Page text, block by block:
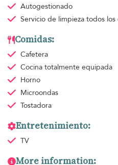
Autogestionado
Servicio de limpieza todos los
Comidas:
Cafetera
Cocina totalmente equipada
Horno
Microondas
Tostadora
Entretenimiento:
TV
More information: